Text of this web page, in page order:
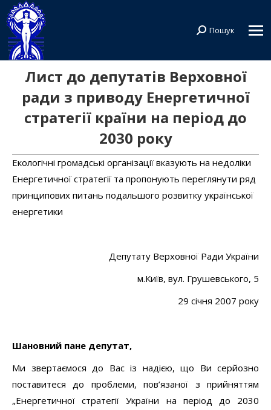
Search:
Пошук
Лист до депутатів Верховної
ради з приводу Енергетичної
стратегії країни на період до
2030 року
Екологічні громадські організації вказують на недоліки
Енергетичної стратегії та пропонують переглянути ряд
принципових питань подальшого розвитку української
енергетики
Депутату Верховної Ради України
м.Київ, вул. Грушевського, 5
29 січня 2007 року
Шановний пане депутат,
Ми звертаємося до Вас із надією, що Ви серйозно
поставитеся до проблеми, пов’язаної з прийняттям
„Енергетичної стратегії України на період до 2030